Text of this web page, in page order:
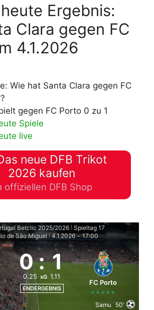
Ergebnis:
Clara gegen FC
4.1.2026
Wie hat Santa Clara gegen FC
gegen FC Porto 0 zu 1
Spiele
live
neue DFB Trikot
2026 kaufen
offiziellen DFB Shop
Betclic 2025/2026 Spieltag 17
de São Miguel 4.1.2026 - 17:00
0: 1
0.25 xG 1.11
ENDERGEBNIS
FC Porto
Samu 50'